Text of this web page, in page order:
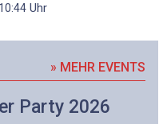
Uhr
» MEHR EVENTS
Party 2026